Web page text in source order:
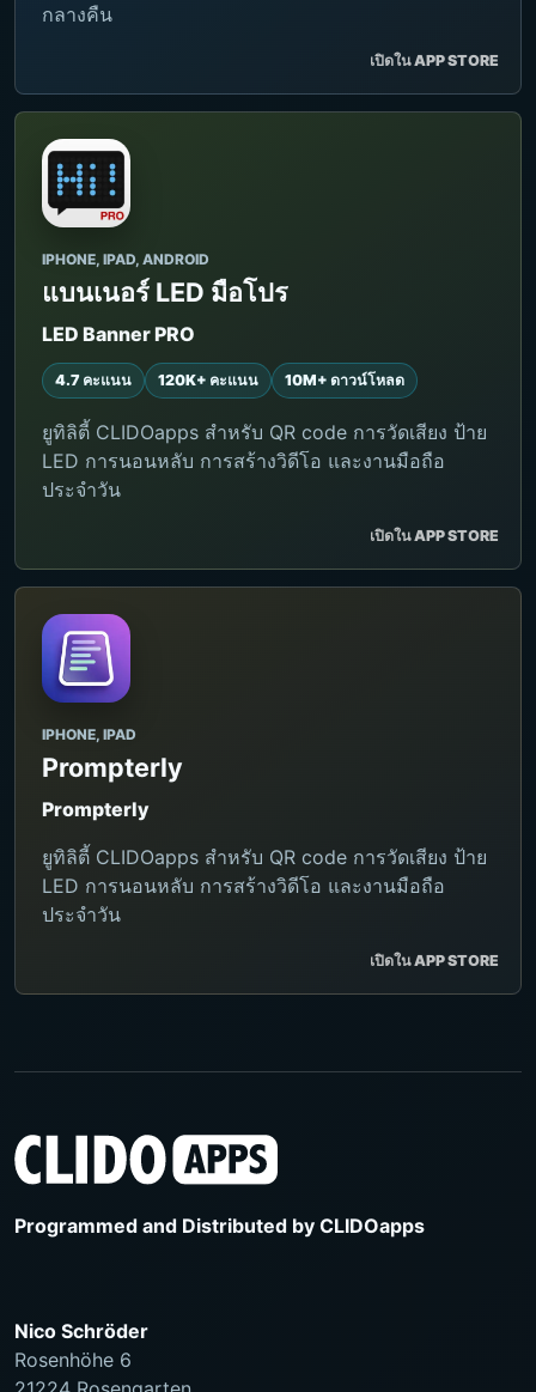
กลางคืน
เปิดใน APP STORE
IPHONE, IPAD, ANDROID
แบนเนอร์ LED มือโปร
LED Banner PRO
4.7 คะแนน 120K+ คะแนน 10M+ ดาวน์โหลด
ยูทิลิตี้ CLIDOapps สำหรับ QR code การวัดเสียง ป้าย
LED การนอนหลับ การสร้างวิดีโอ และงานมือถือ
ประจำวัน
เปิดใน APP STORE
IPHONE, IPAD
Prompterly
Prompterly
ยูทิลิตี้ CLIDOapps สำหรับ QR code การวัดเสียง ป้าย
LED การนอนหลับ การสร้างวิดีโอ และงานมือถือ
ประจำวัน
เปิดใน APP STORE
Programmed and Distributed by CLIDOapps
Nico Schröder
Rosenhöhe 6